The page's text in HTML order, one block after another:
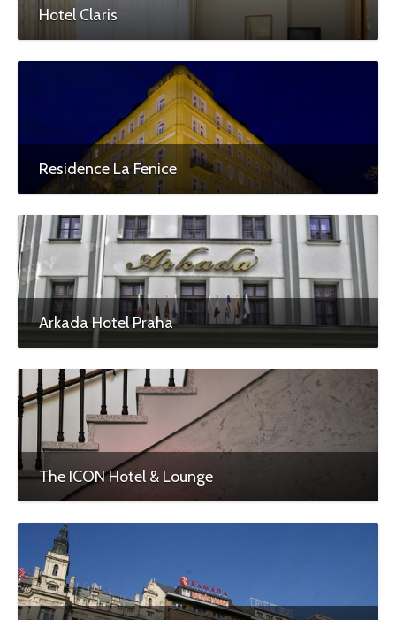
Hotel Claris
Residence La Fenice
Arkada Hotel Praha
The ICON Hotel & Lounge